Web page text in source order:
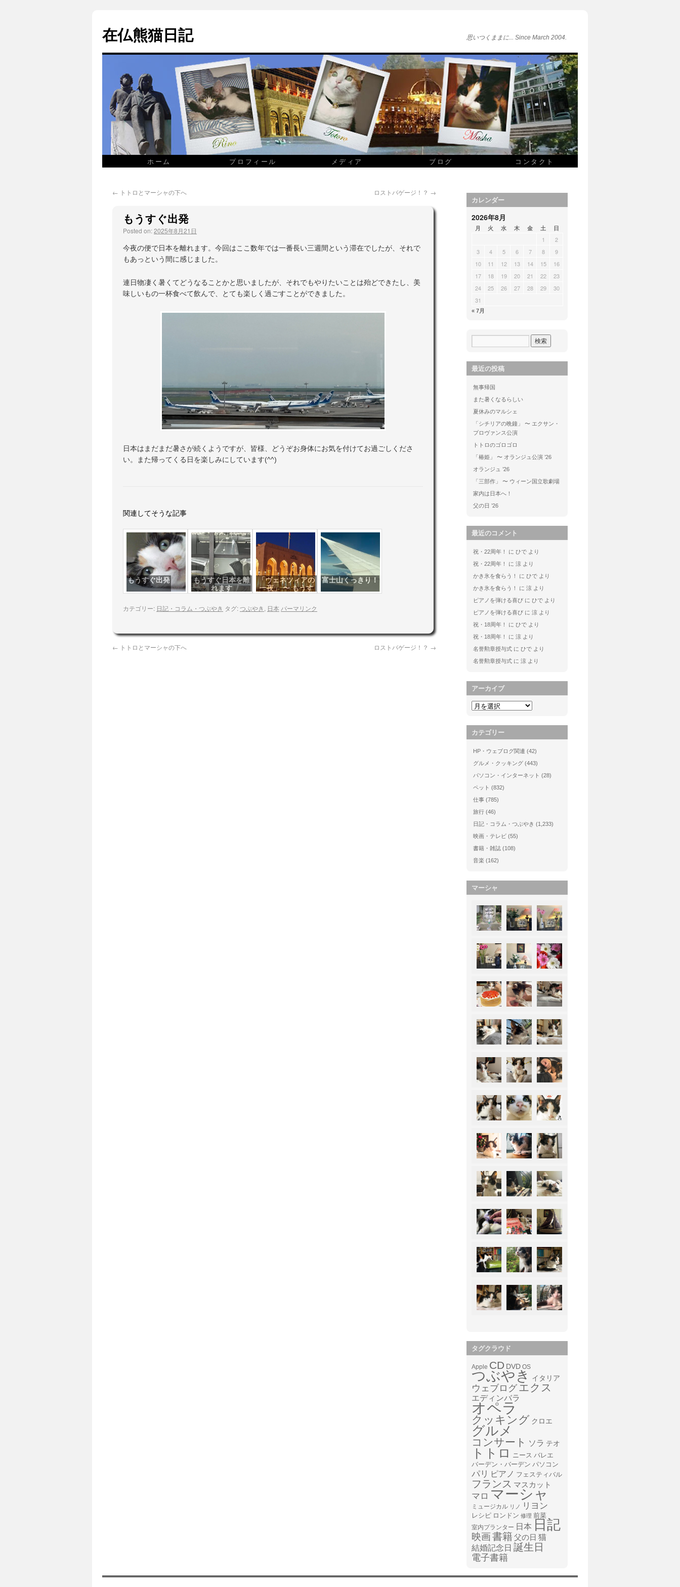
在仏熊猫日記 思いつくままに... Since March 2004.
ホーム プロフィール メディア ブログ コンタクト
← トトロとマーシャの下へ ロストバゲージ！？ →
もうすぐ出発
Posted on:2025年8月21日
今夜の便で日本を離れます。今回はここ数年では一番長い三週間という滞在でしたが、それで
もあっという間に感じました。
連日物凄く暑くてどうなることかと思いましたが、それでもやりたいことは殆どできたし、美
味しいもの一杯食べて飲んで、とても楽しく過ごすことができました。
日本はまだまだ暑さが続くようですが、皆様、どうぞお身体にお気を付けてお過ごしくださ
い。また帰ってくる日を楽しみにしています(^^)
関連してそうな記事
もうすぐ出発
もうすぐ日本を離
れます
「ヴェネツィアの
一夜」 〜 もうす
ぐ出発
富士山くっきり！
カテゴリー: 日記・コラム・つぶやき タグ:つぶやき, 日本 パーマリンク
← トトロとマーシャの下へ ロストバゲージ！？ →
カレンダー
2026年8月
月 火 水 木 金 土 日
1
2
3
4 5 6 7 8
9
10
11 12 13 14 15
16
17
18 19 20 21 22
23
24
25 26 27 28 29
30
31
« 7月
最近の投稿
無事帰国
また暑くなるらしい
夏休みのマルシェ
「シチリアの晩鐘」 〜 エクサン・
プロヴァンス公演
トトロのゴロゴロ
「椿姫」 〜 オランジュ公演 ’26
オランジュ ’26
「三部作」 〜 ウィーン国立歌劇場
家内は日本へ！
父の日 ’26
最近のコメント
祝・22周年！ に ひで より
祝・22周年！
に 涼 より
かき氷を食らう！
に ひで より
かき氷を食らう！
に 涼 より
ピアノを弾ける喜び に ひで より
ピアノを弾ける喜び に 涼 より
祝・18周年！
に ひで より
祝・18周年！
に 涼 より
名誉勲章授与式 に ひで より
名誉勲章授与式 に 涼 より
アーカイブ
カテゴリー
HP・ウェブログ関連 (42)
グルメ・クッキング (443)
パソコン・インターネット (28)
ペット (832)
仕事 (785)
旅行 (46)
日記・コラム・つぶやき (1,233)
映画・テレビ (55)
書籍・雑誌 (108)
音楽 (162)
マーシャ
タグクラウド
Apple CD DVD OS
つぶやき イタリア
ウェブログ エクス
エディンバラ
オペラ
クッキング クロエ
グルメ
コンサート ソラ テオ
トトロ ニース バレエ
バーデン・バーデン パソコン
パリ ピアノ フェスティバル
フランス マスカット
マロ マーシャ
ミュージカル リノ リヨン
レシピ ロンドン 修理 前菜
室内プランター 日本 日記
映画書籍 父の日 猫
結婚記念日 誕生日
電子書籍